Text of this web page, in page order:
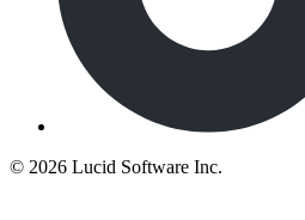
© 2026 Lucid Software Inc.